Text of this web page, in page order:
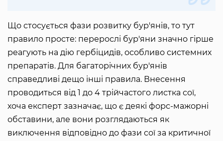
Що стосується фази розвитку бур'янів, то тут
правило просте: перерослі бур'яни значно гірше
реагують на дію гербіцидів, особливо системних
препаратів. Для багаторічних бур'янів
справедливі дещо інші правила. Внесення
проводиться від 1 до 4 трійчастого листка сої,
хоча експерт зазначає, що є деякі форс-мажорні
обставини, але вони розглядаються як
виключення відповідно до фази сої за критичної